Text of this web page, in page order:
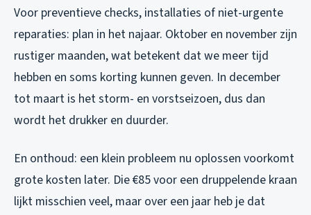
Voor preventieve checks, installaties of niet-urgente
reparaties: plan in het najaar. Oktober en november zijn
rustiger maanden, wat betekent dat we meer tijd
hebben en soms korting kunnen geven. In december
tot maart is het storm- en vorstseizoen, dus dan
wordt het drukker en duurder.
En onthoud: een klein probleem nu oplossen voorkomt
grote kosten later. Die €85 voor een druppelende kraan
lijkt misschien veel, maar over een jaar heb je dat